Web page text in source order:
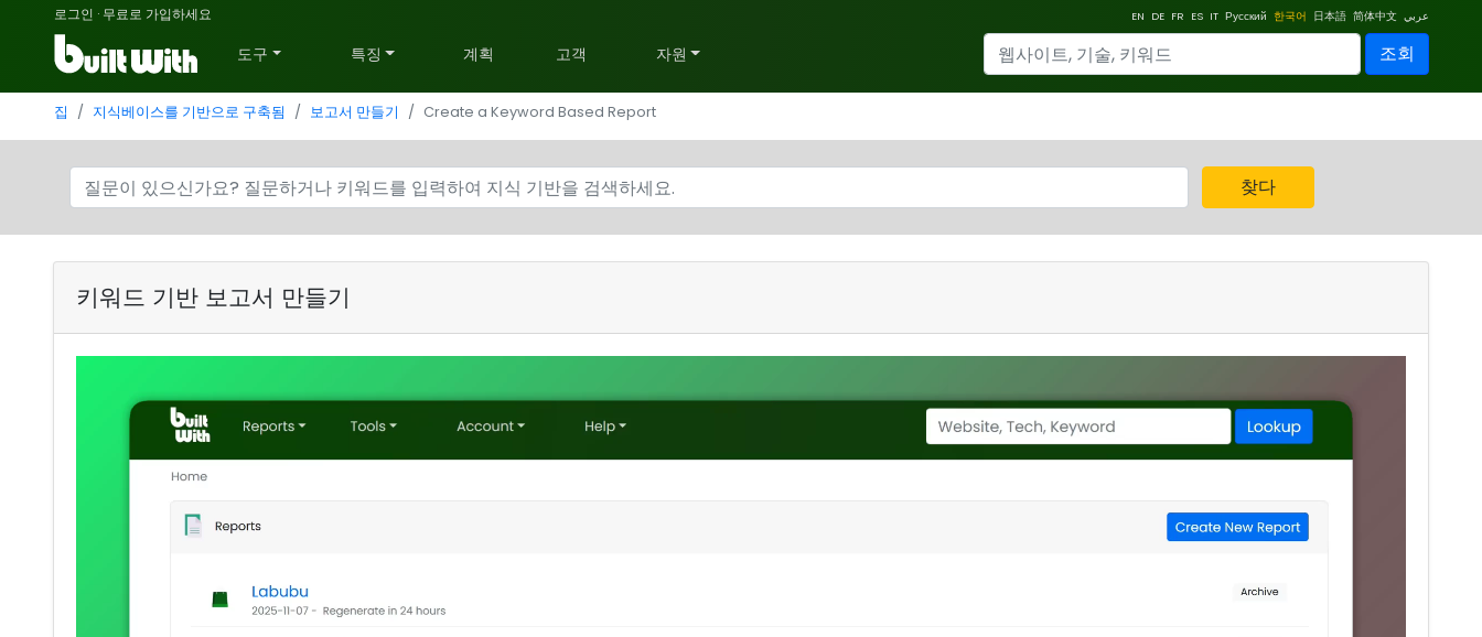
로그인 · 무료로 가입하세요 EN DE FR ES IT Русский 한국어 日本語 简体中文 عربي
도구 특징 계획 고객 자원 조회
집 지식베이스를 기반으로 구축됨 보고서 만들기 Create a Keyword Based Report
찾다
키워드 기반 보고서 만들기